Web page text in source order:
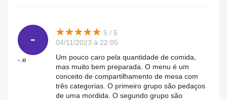
-.e
★★★★★
★★★★★ 5 / 5
04/11/2023 à 22:05
Um pouco caro pela quantidade de comida,
mas muito bem preparada. O menu é um
conceito de compartilhamento de mesa com
três categorias. O primeiro grupo são pedaços
de uma mordida. O segundo grupo são